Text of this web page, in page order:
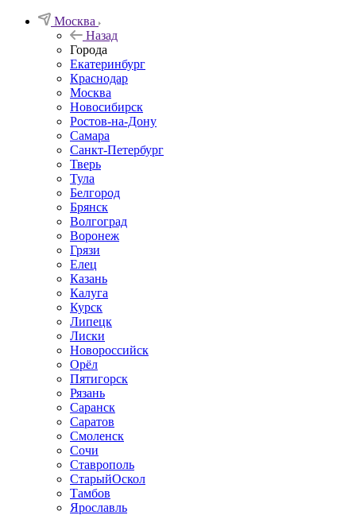
Москва
Назад
Города
Екатеринбург
Краснодар
Москва
Новосибирск
Ростов-на-Дону
Самара
Санкт-Петербург
Тверь
Тула
Белгород
Брянск
Волгоград
Воронеж
Грязи
Елец
Казань
Калуга
Курск
Липецк
Лиски
Новороссийск
Орёл
Пятигорск
Рязань
Саранск
Саратов
Смоленск
Сочи
Ставрополь
СтарыйОскол
Тамбов
Ярославль